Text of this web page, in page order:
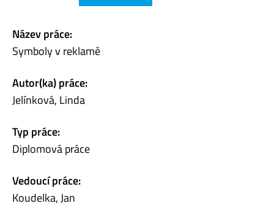
Název práce:
Symboly v reklamě
Autor(ka) práce:
Jelínková, Linda
Typ práce:
Diplomová práce
Vedoucí práce:
Koudelka, Jan